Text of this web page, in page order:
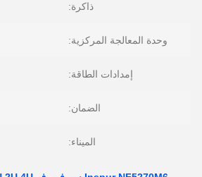
ذاكرة:
وحدة المعالجة المركزية:
إمدادات الطاقة:
الضمان:
الميناء: